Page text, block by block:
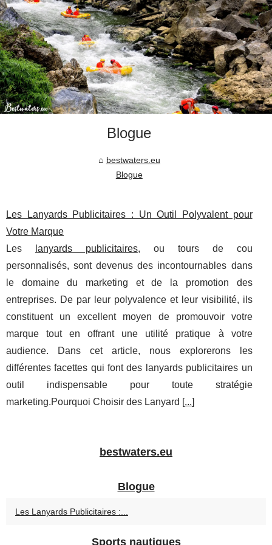
Blogue
bestwaters.eu
Blogue
Les Lanyards Publicitaires : Un Outil Polyvalent pour
Votre Marque
Les
lanyards publicitaires, ou tours de cou
personnalisés, sont devenus des incontournables dans
le domaine du marketing et de la promotion des
entreprises. De par leur polyvalence et leur visibilité, ils
constituent un excellent moyen de promouvoir votre
marque tout en offrant une utilité pratique à votre
audience. Dans cet article, nous explorerons les
différentes facettes qui font des lanyards publicitaires un
outil indispensable pour toute stratégie
marketing.Pourquoi Choisir des Lanyard [...]
bestwaters.eu
Blogue
Les Lanyards Publicitaires :...
Sports nautiques